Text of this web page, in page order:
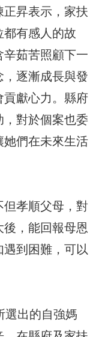
昇表示，家扶
都有感人的故
茹苦照顧下一
逐漸成長與發
貢獻心力。縣府
，對於個案也委
她們在未來生活
但孝順父母，對
，能回報母恩
到困難，可以
選出的自強媽